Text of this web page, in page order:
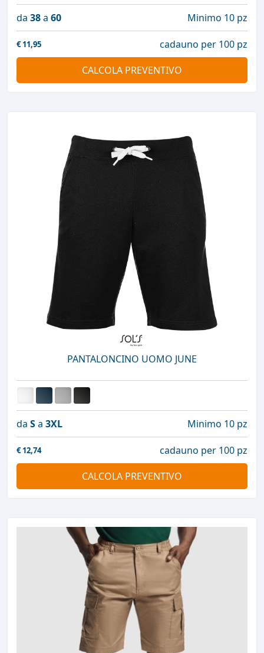
da 38a 60 Minimo 10 pz
€ 11,95
cadauno per 100 pz
CALCOLA PREVENTIVO
PANTALONCINO UOMO JUNE
da Sa 3XL Minimo 10 pz
€ 12,74
cadauno per 100 pz
CALCOLA PREVENTIVO